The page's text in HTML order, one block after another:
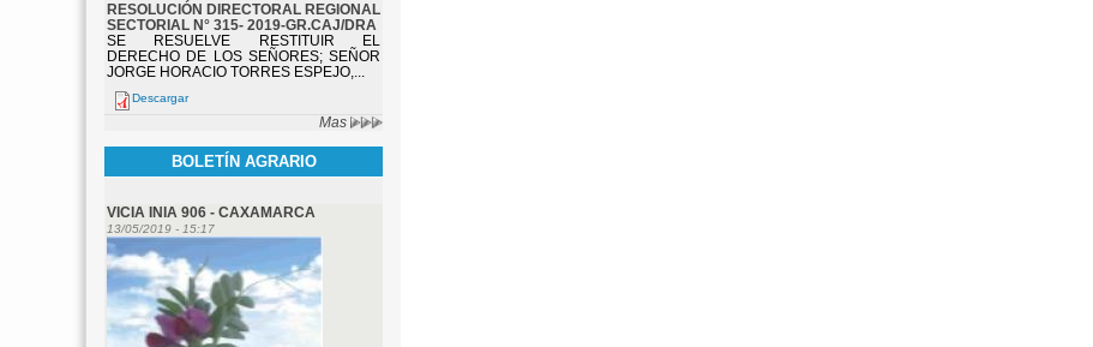
RESOLUCIÓN DIRECTORAL REGIONAL
SECTORIAL N° 315- 2019-GR.CAJ/DRA
SE RESUELVE RESTITUIR EL
DERECHO DE LOS SEÑORES; SEÑOR
JORGE HORACIO TORRES ESPEJO,...
Descargar
Mas
BOLETÍN AGRARIO
VICIA INIA 906 - CAXAMARCA
13/05/2019 - 15:17